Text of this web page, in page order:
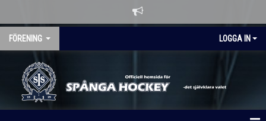
FÖRENING LOGGA IN